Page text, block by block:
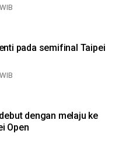
pada semifinal Taipei
dengan melaju ke
Open